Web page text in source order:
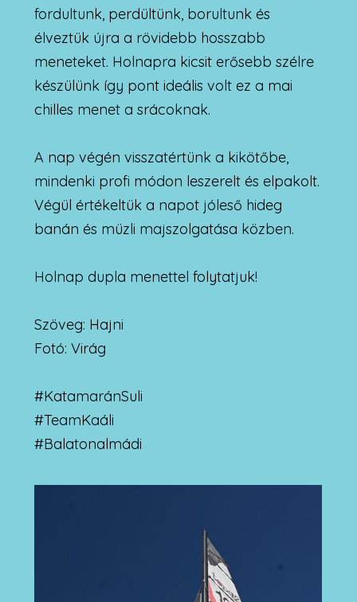
fordultunk, perdültünk, borultunk és
élveztük újra a rövidebb hosszabb
meneteket. Holnapra kicsit erősebb szélre
készülünk így pont ideális volt ez a mai
chilles menet a srácoknak.
A nap végén visszatértünk a kikötőbe,
mindenki profi módon leszerelt és elpakolt.
Végül értékeltük a napot jóleső hideg
banán és müzli majszolgatása közben.
Holnap dupla menettel folytatjuk!
Szöveg: Hajni
Fotó: Virág
#KatamaránSuli
#TeamKaáli
#Balatonalmádi